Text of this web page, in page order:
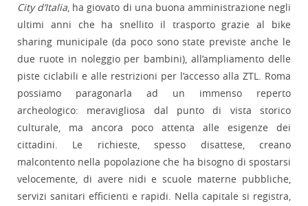
City d’Italia, ha giovato di una buona amministrazione negli
ultimi anni che ha snellito il trasporto grazie al bike
sharing municipale (da poco sono state previste anche le
due ruote in noleggio per bambini), all’ampliamento delle
piste ciclabili e alle restrizioni per l’accesso alla ZTL. Roma
possiamo paragonarla ad un immenso reperto
archeologico: meravigliosa dal punto di vista storico
culturale, ma ancora poco attenta alle esigenze dei
cittadini. Le richieste, spesso disattese, creano
malcontento nella popolazione che ha bisogno di spostarsi
velocemente, di avere nidi e scuole materne pubbliche,
servizi sanitari efficienti e rapidi. Nella capitale si registra,